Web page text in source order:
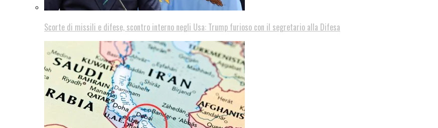
Scorte di missili e difese, scontro interno negli Usa: Trump furioso con il segretario alla Difesa